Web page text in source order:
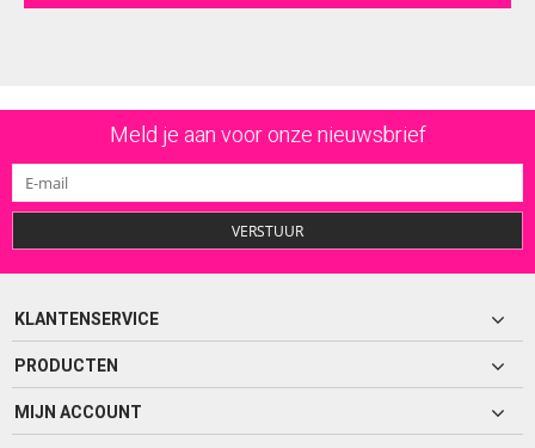
Meld je aan voor onze nieuwsbrief
VERSTUUR
KLANTENSERVICE
PRODUCTEN
MIJN ACCOUNT